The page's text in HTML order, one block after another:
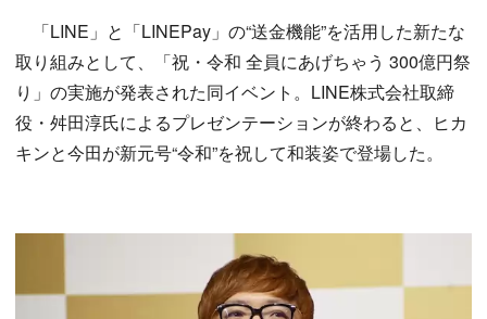
「LINE」と「LINEPay」の“送金機能”を活用した新たな
取り組みとして、「祝・令和 全員にあげちゃう 300億円祭
り」の実施が発表された同イベント。LINE株式会社取締
役・舛田淳氏によるプレゼンテーションが終わると、ヒカ
キンと今田が新元号“令和”を祝して和装姿で登場した。